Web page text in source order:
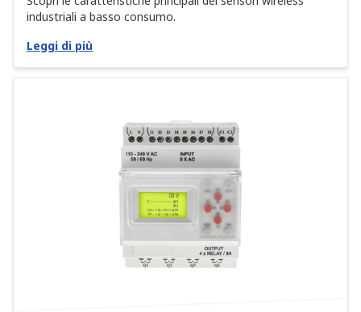
industriali a basso consumo.
Leggi di più